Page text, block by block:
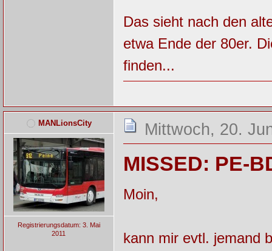
Das sieht nach den
etwa Ende der 80er.
finden...
MANLionsCity
Registrierungsdatum: 3. Mai
2011
Mittwoch, 20.
MISSED: PE-
Moin,
kann mir evtl. jemand